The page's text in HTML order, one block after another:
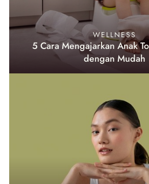
WELLNESS
5 Cara Mengajarkan Anak
dengan Mudah